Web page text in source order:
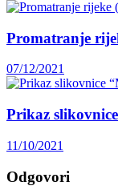
Promatranje
07/12/2021
Prikaz
11/10/2021
Odgovori